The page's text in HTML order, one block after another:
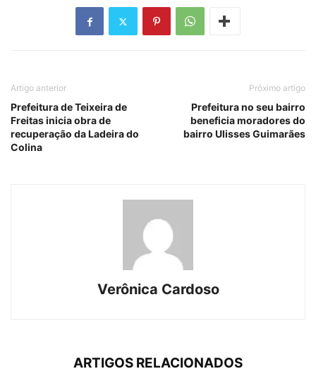
Artigo anterior
Prefeitura de Teixeira de
Freitas inicia obra de
recuperação da Ladeira do
Colina
Próximo artigo
Prefeitura no seu bairro
beneficia moradores do
bairro Ulisses Guimarães
Verônica Cardoso
ARTIGOS RELACIONADOS